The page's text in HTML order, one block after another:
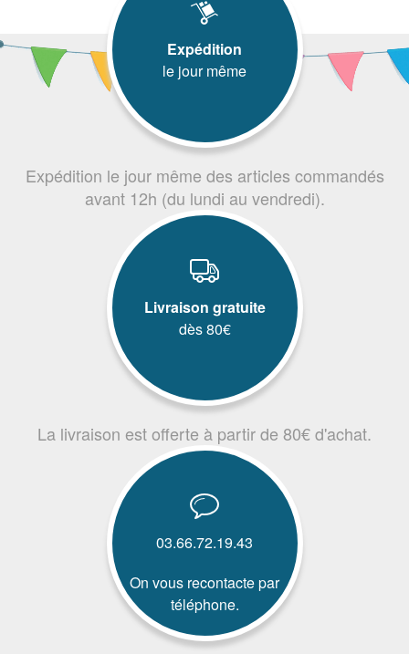
Expédition
le jour même
Expédition le jour même des articles commandés
avant 12h (du lundi au vendredi).
Livraison gratuite
dès 80€
La livraison est offerte à partir de 80€ d'achat.
03.66.72.19.43
On vous recontacte par
téléphone.